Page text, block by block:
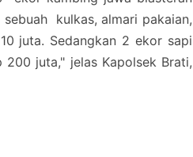
kulkas, almari pakaian,
juta. Sedangkan 2 ekor sapi
juta," jelas Kapolsek Brati,